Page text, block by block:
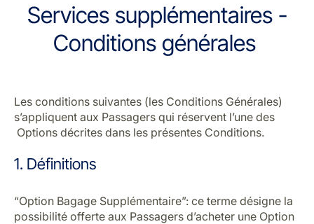
LuxairTours
Services supplémentaires -
Conditions générales
Les conditions suivantes (les Conditions Générales)
s’appliquent aux Passagers qui réservent l’une des
Options décrites dans les présentes Conditions.
1. Définitions
“Option Bagage Supplémentaire”: ce terme désigne la
possibilité offerte aux Passagers d’acheter une Option